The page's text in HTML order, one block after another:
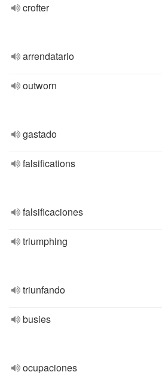
crofter
arrendatario
outworn
gastado
falsifications
falsificaciones
triumphing
triunfando
busies
ocupaciones